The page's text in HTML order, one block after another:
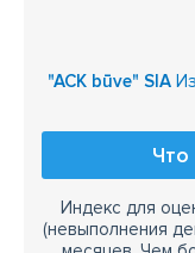
"ACK būve" SIA
Что
Индекс для
(невыполнения